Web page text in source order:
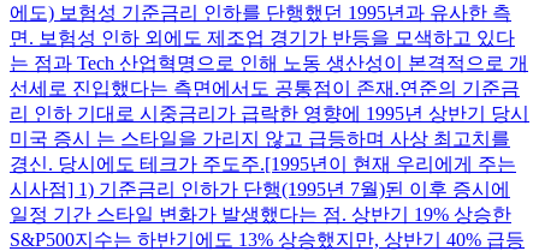
에도) 보험성 기준금리 인하를 단행했던 1995년과 유사한 측
면. 보험성 인하 외에도 제조업 경기가 반등을 모색하고 있다
는 점과 Tech 산업혁명으로 인해 노동 생산성이 본격적으로 개
선세로 진입했다는 측면에서도 공통점이 존재. ​ 연준의 기준금
리 인하 기대로 시중금리가 급락한 영향에 1995년 상반기 당시
미국 증시 는 스타일을 가리지 않고 급등하며 사상 최고치를
경신. 당시에도 테크가 주도주. ​ [1995년이 현재 우리에게 주는
시사점] 1) 기준금리 인하가 단행(1995년 7월)된 이후 증시에
일정 기간 스타일 변화가 발생했다는 점. 상반기 19% 상승한
S&P500지수는 하반기에도 13% 상승했지만, 상반기 40% 급등